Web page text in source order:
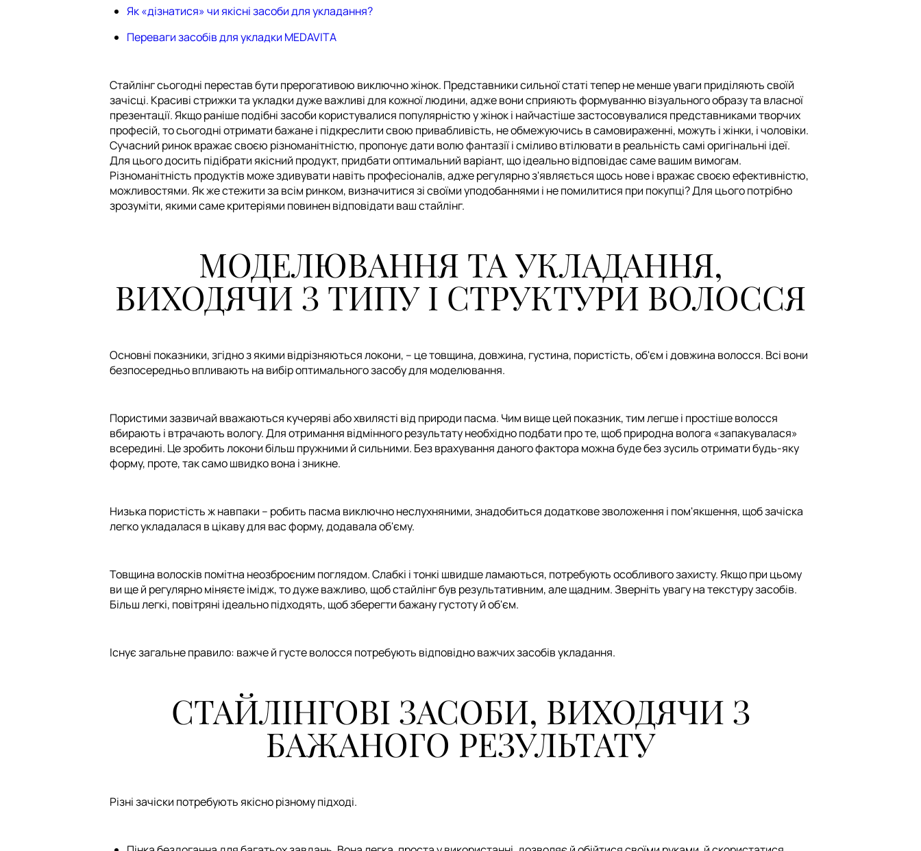
Як «дізнатися» чи якісні засоби для укладання?
Переваги засобів для укладки MEDAVITA
Стайлінг сьогодні перестав бути прерогативою виключно жінок. Представники сильної статі тепер не менше уваги приділяють своїй
зачісці. Красиві стрижки та укладки дуже важливі для кожної людини, адже вони сприяють формуванню візуального образу та власної
презентації. Якщо раніше подібні засоби користувалися популярністю у жінок і найчастіше застосовувалися представниками творчих
професій, то сьогодні отримати бажане і підкреслити свою привабливість, не обмежуючись в самовираженні, можуть і жінки, і чоловіки.
Сучасний ринок вражає своєю різноманітністю, пропонує дати волю фантазії і сміливо втілювати в реальність самі оригінальні ідеї.
Для цього досить підібрати якісний продукт, придбати оптимальний варіант, що ідеально відповідає саме вашим вимогам.
Різноманітність продуктів може здивувати навіть професіоналів, адже регулярно з'являється щось нове і вражає своєю ефективністю,
можливостями. Як же стежити за всім ринком, визначитися зі своїми уподобаннями і не помилитися при покупці? Для цього потрібно
зрозуміти, якими саме критеріями повинен відповідати ваш стайлінг.
МОДЕЛЮВАННЯ ТА УКЛАДАННЯ,
ВИХОДЯЧИ З ТИПУ І СТРУКТУРИ ВОЛОССЯ
Основні показники, згідно з якими відрізняються локони, – це товщина, довжина, густина, пористість, об'єм і довжина волосся. Всі вони
безпосередньо впливають на вибір оптимального засобу для моделювання.
Пористими зазвичай вважаються кучеряві або хвилясті від природи пасма. Чим вище цей показник, тим легше і простіше волосся
вбирають і втрачають вологу. Для отримання відмінного результату необхідно подбати про те, щоб природна волога «запакувалася»
всередині. Це зробить локони більш пружними й сильними. Без врахування даного фактора можна буде без зусиль отримати будь-яку
форму, проте, так само швидко вона і зникне.
Низька пористість ж навпаки – робить пасма виключно неслухняними, знадобиться додаткове зволоження і пом'якшення, щоб зачіска
легко укладалася в цікаву для вас форму, додавала об'єму.
Товщина волосків помітна неозброєним поглядом. Слабкі і тонкі швидше ламаються, потребують особливого захисту. Якщо при цьому
ви ще й регулярно міняєте імідж, то дуже важливо, щоб стайлінг був результативним, але щадним. Зверніть увагу на текстуру засобів.
Більш легкі, повітряні ідеально підходять, щоб зберегти бажану густоту й об'єм.
Існує загальне правило: важче й густе волосся потребують відповідно важчих засобів укладання.
СТАЙЛІНГОВІ ЗАСОБИ, ВИХОДЯЧИ З
БАЖАНОГО РЕЗУЛЬТАТУ
Різні зачіски потребують якісно різному підході.